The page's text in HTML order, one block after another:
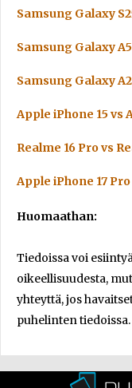
Samsung Galaxy
Samsung Galaxy
Samsung Galaxy
Apple iPhone 15 vs
Realme 16 Pro vs
Apple iPhone 17
Huomaathan:
Tiedoissa voi
oikeellisuudesta,
yhteyttä, jos
puhelinten tiedoissa.